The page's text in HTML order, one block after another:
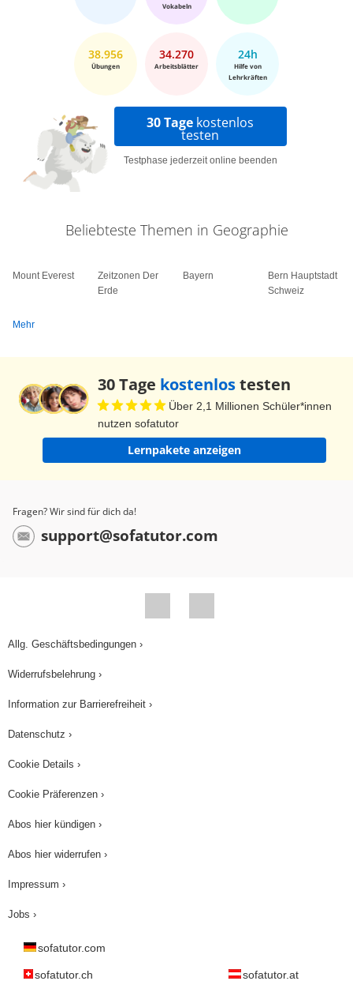
Vokabeln
38.956
Übungen
34.270
Arbeitsblätter
24h
Hilfe von
Lehrkräften
30 Tage kostenlos
testen
Testphase jederzeit online beenden
Beliebteste Themen in Geographie
Mount Everest
Zeitzonen Der
Erde
Bayern
Bern Hauptstadt
Schweiz
Mehr
30 Tage kostenlostesten
Über 2,1 Millionen Schüler*innen
nutzen sofatutor
Lernpakete anzeigen
Fragen? Wir sind für dich da!
support@sofatutor.com
Allg. Geschäftsbedingungen ›
Widerrufsbelehrung ›
Information zur Barrierefreiheit ›
Datenschutz ›
Cookie Details ›
Cookie Präferenzen ›
Abos hier kündigen ›
Abos hier widerrufen ›
Impressum ›
Jobs ›
sofatutor.com
sofatutor.ch sofatutor.at